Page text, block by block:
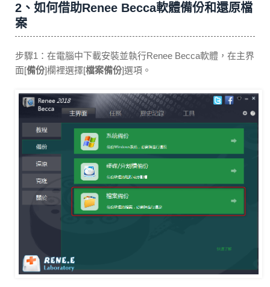
2、如何借助Renee Becca軟體備份和還原檔
案
步驟1：在電腦中下載安裝並執行Renee Becca軟體，在主界
面[備份]欄裡選擇[檔案備份]選項。